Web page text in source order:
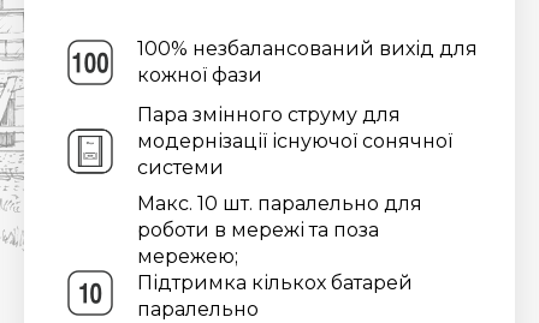
100% незбалансований вихід для
кожної фази
Пара змінного струму для
модернізації існуючої сонячної
системи
Макс. 10 шт. паралельно для
роботи в мережі та поза
мережею;
Підтримка кількох батарей
паралельно